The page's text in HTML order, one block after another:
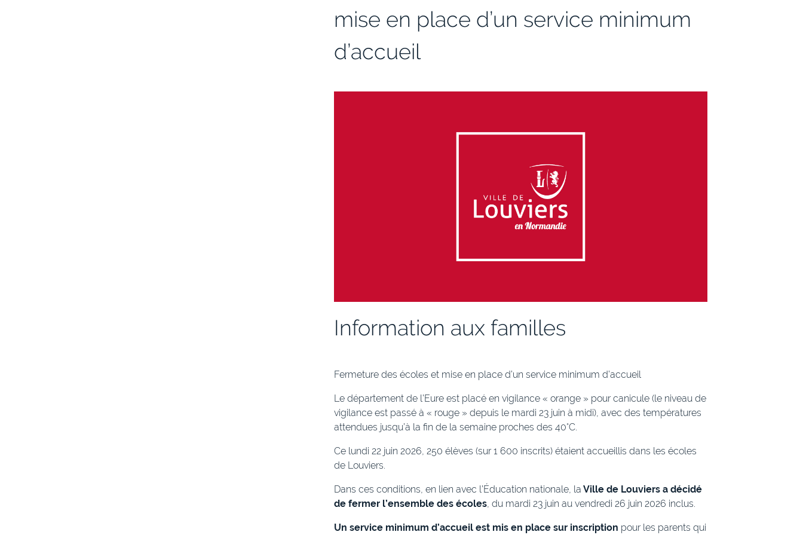
mise en place d’un service minimum
d’accueil
Information aux familles
Fermeture des écoles et mise en place d’un service minimum d’accueil
Le département de l’Eure est placé en vigilance « orange » pour canicule (le niveau de
vigilance est passé à « rouge » depuis le mardi 23 juin à midi), avec des températures
attendues jusqu’à la fin de la semaine proches des 40°C.
Ce lundi 22 juin 2026, 250 élèves (sur 1 600 inscrits) étaient accueillis dans les écoles
de Louviers.
Dans ces conditions, en lien avec l’Éducation nationale, la Ville de Louviers a décidé
de fermer l’ensemble des écoles, du mardi 23 juin au vendredi 26 juin 2026 inclus.
Un service minimum d’accueil est mis en place sur inscription pour les parents qui